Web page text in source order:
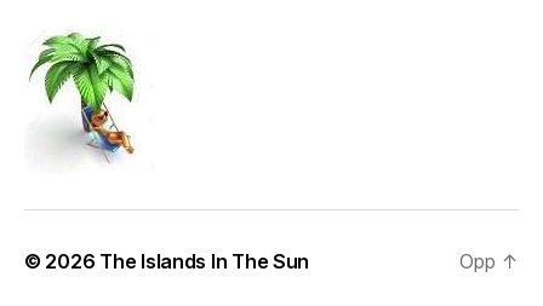
© 2026 The Islands In The Sun Opp ↑